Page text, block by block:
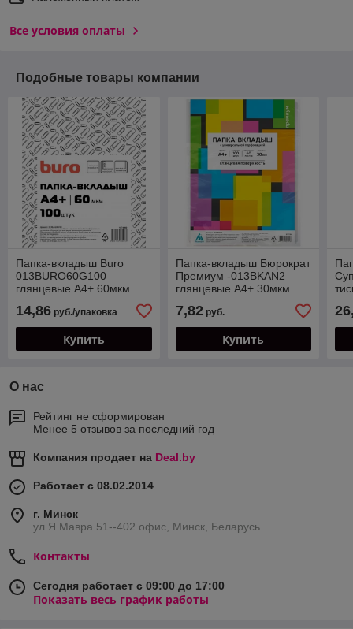
Все условия оплаты
Подобные товары компании
Папка-вкладыш Buro
013BURO60G100
глянцевые А4+ 60мкм
14,86 руб./упаковка
Купить
Папка-вкладыш Бюрократ
Премиум -013BKAN2
глянцевые А4+ 30мкм
7,82руб.
Купить
О нас
Рейтинг не сформирован
Менее 5 отзывов за последний год
Компания продает на Deal.by
Работает с 08.02.2014
г. Минск
ул.Я.Мавра 51--402 офис, Минск, Беларусь
Контакты
Сегодня работает с 09:00 до 17:00
Показать весь график работы